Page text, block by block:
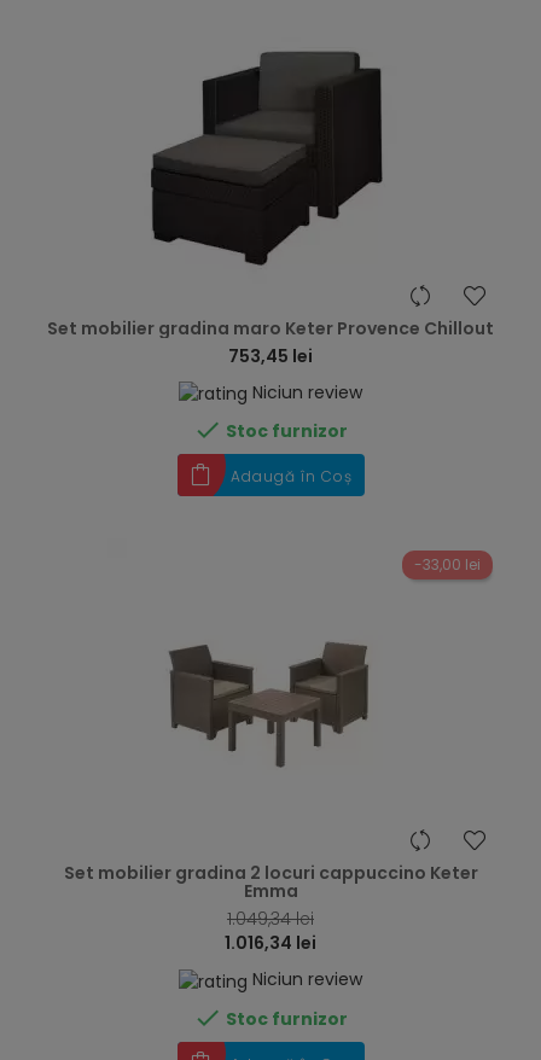
Set mobilier gradina maro Keter Provence Chillout
753,45 lei
Niciun review
 Stoc furnizor
Adaugă în Coș
-33,00 lei
Set mobilier gradina 2 locuri cappuccino Keter
Emma
1.049,34 lei
1.016,34 lei
Niciun review
 Stoc furnizor